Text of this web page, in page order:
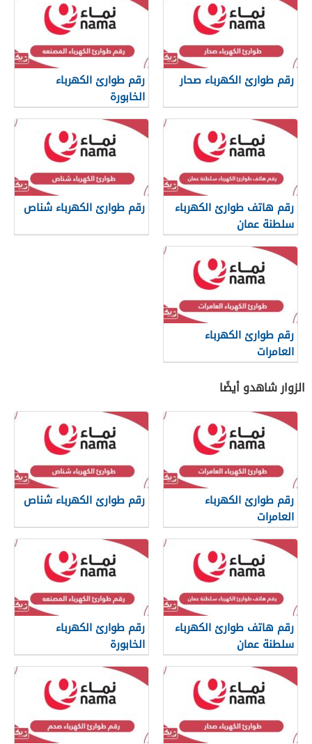
رقم طوارئ الكهرباء صحار
رقم طوارئ الكهرباء
الخابورة
رقم هاتف طوارئ الكهرباء
سلطنة عمان
رقم طوارئ الكهرباء شناص
رقم طوارئ الكهرباء
العامرات
الزوار شاهدو أيضًا
رقم طوارئ الكهرباء
العامرات
رقم طوارئ الكهرباء شناص
رقم هاتف طوارئ الكهرباء
سلطنة عمان
رقم طوارئ الكهرباء
الخابورة